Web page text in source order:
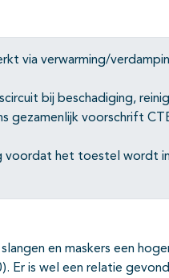
via verwarming/
bij beschadiging,
gezamenlijk voorschrift
het toestel wordt
en maskers een
Er is wel een relatie